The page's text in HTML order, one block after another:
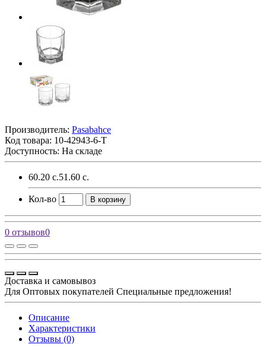
Производитель: Pasabahce
Код товара: 10-42943-6-T
Доступность: На складе
60.20 с.51.60 с.
Кол-во В корзину
0 отзывов0
Доставка и самовывоз
Для Оптовых покупателей Специальные предложения!
Описание
Характеристики
Отзывы (0)